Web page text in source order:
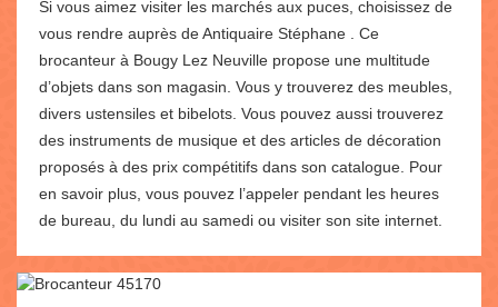
Si vous aimez visiter les marchés aux puces, choisissez de
vous rendre auprès de Antiquaire Stéphane . Ce
brocanteur à Bougy Lez Neuville propose une multitude
d’objets dans son magasin. Vous y trouverez des meubles,
divers ustensiles et bibelots. Vous pouvez aussi trouverez
des instruments de musique et des articles de décoration
proposés à des prix compétitifs dans son catalogue. Pour
en savoir plus, vous pouvez l’appeler pendant les heures
de bureau, du lundi au samedi ou visiter son site internet.